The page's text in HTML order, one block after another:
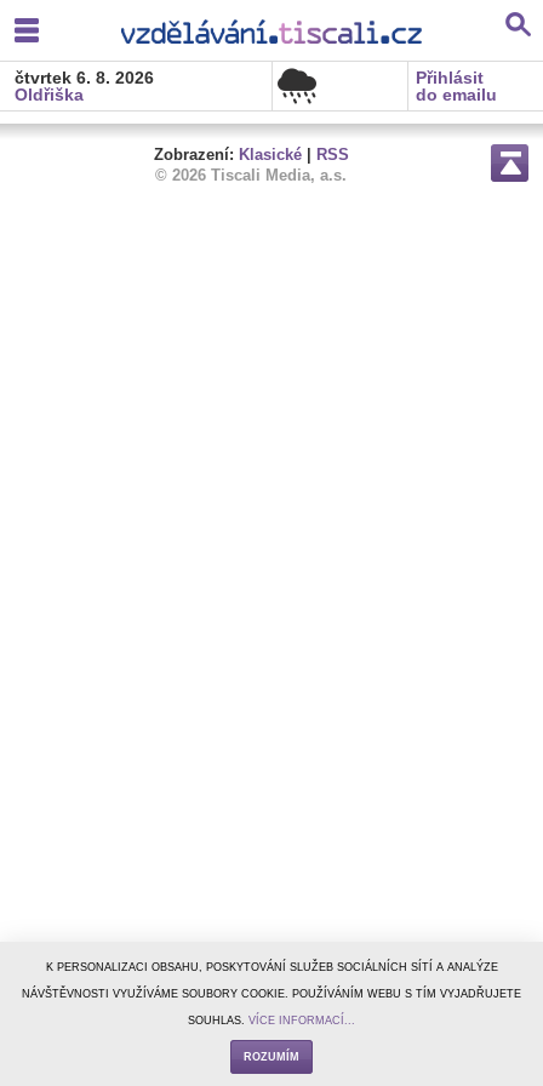
čtvrtek 6. 8. 2026
Oldřiška
Přihlásit
do emailu
Zobrazení: Klasické|
RSS
© 2026 Tiscali Media, a.s.
K PERSONALIZACI OBSAHU, POSKYTOVÁNÍ SLUŽEB SOCIÁLNÍCH SÍTÍ A ANALÝZE
NÁVŠTĚVNOSTI VYUŽÍVÁME SOUBORY COOKIE. POUŽÍVÁNÍM WEBU S TÍM VYJADŘUJETE
SOUHLAS. VÍCE INFORMACÍ...
ROZUMÍM